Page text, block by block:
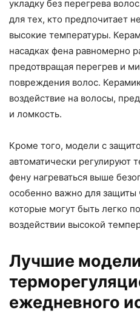
укладку без перегрева
для тех, кто предпочитает
высокие температуры.
насадках фена равномерно
предотвращая перегрев и
повреждения волос.
воздействие на волосы,
и ломкость.
Кроме того, модели с
автоматически регулируют
фену нагреваться выше
особенно важно для защиты
которые могут быть легко
воздействии высокой
Лучшие
ежедневного